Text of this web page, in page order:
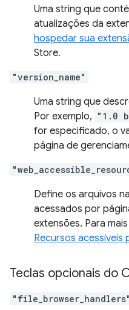
Uma string que
atualizações da
hospedar sua
Store.
"version_name"
Uma string que
Por exemplo, "1.0
for especificado, o
página de
Define os arquivos
acessados por
extensões. Para
Recursos acessíveis
Teclas opcionais do
"file_browser_handlers"